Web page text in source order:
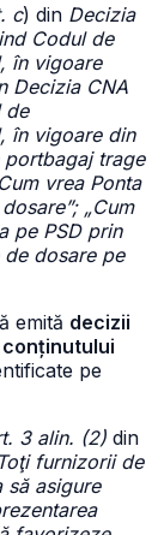
c) din Decizia
Codul de
în vigoare
Decizia CNA
de
în vigoare din
portbagaj trage
vrea Ponta
„Cum
pe PSD prin
de dosare pe
emită decizii
pe
3 alin. (2) din
furnizorii de
să asigure